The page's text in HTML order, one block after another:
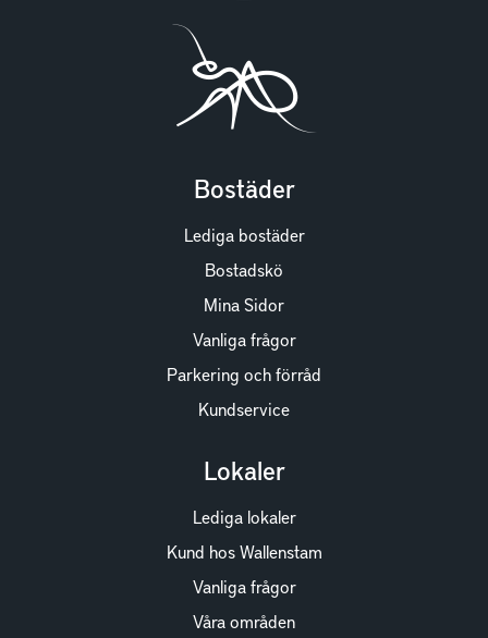
Bostäder
Lediga bostäder
Bostadskö
Mina Sidor
Vanliga frågor
Parkering och förråd
Kundservice
Lokaler
Lediga lokaler
Kund hos Wallenstam
Vanliga frågor
Våra områden